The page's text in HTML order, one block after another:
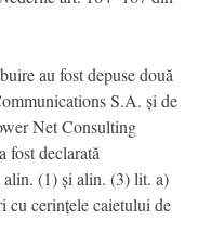
au fost depuse două
S.A. și de
Net Consulting
fost declarată
alin. (1) și alin. (3) lit. a)
cu cerințele caietului de